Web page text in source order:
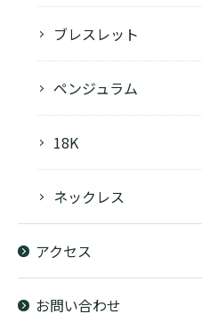
ブレスレット
ペンジュラム
18K
ネックレス
アクセス
お問い合わせ